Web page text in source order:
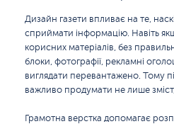
Дизайн газети впливає на те,
сприймати інформацію. Навіть
корисних матеріалів, без
блоки, фотографії, рекламні
виглядати перевантажено. Тому
важливо продумати не лише
Грамотна верстка допомагає